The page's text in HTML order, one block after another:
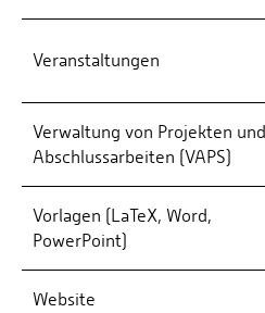
Veranstaltungen
Verwaltung von Projekten und
Abschlussarbeiten (VAPS)
Vorlagen (LaTeX, Word,
PowerPoint)
Website